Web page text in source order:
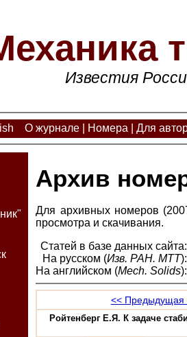
Известия
О журнале| Номера Для
Архив
Для архивных номеров
просмотра и скачивания.
Статей в базе данных сайта:
На русском (Изв. РАН. МТТ):
На английском (Mech. Solids):
<< Предыдущая
Ройтенберг Е.Я. К задаче